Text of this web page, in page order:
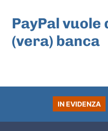
PayPal
(vera) banca
IN EVIDENZA